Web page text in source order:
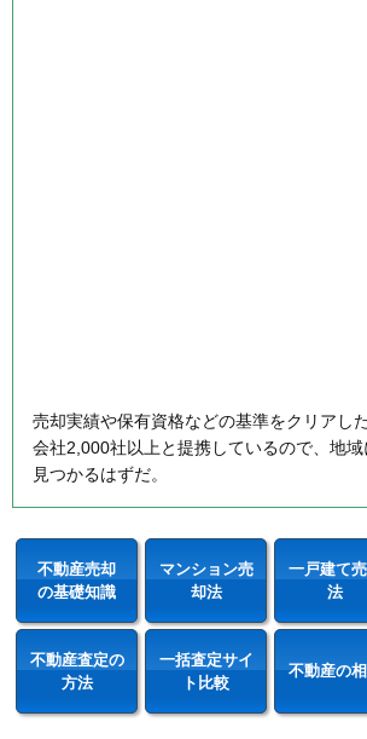
売却実績や保有資格などの基準をクリアし
会社2,000社以上と提携しているので、地
見つかるはずだ。
不動産売却
の基礎知識
マンション売
却法
一戸建て
法
不動産査定の
方法
一括査定サイ
ト比較
不動産の